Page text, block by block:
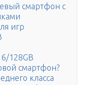
смартфон с
игр
6/128GB
смартфон?
класса